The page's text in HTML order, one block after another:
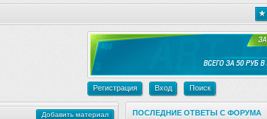
Регистрация Вход Поиск
Добавить материал ПОСЛЕДНИЕ ОТВЕТЫ С ФОРУМА